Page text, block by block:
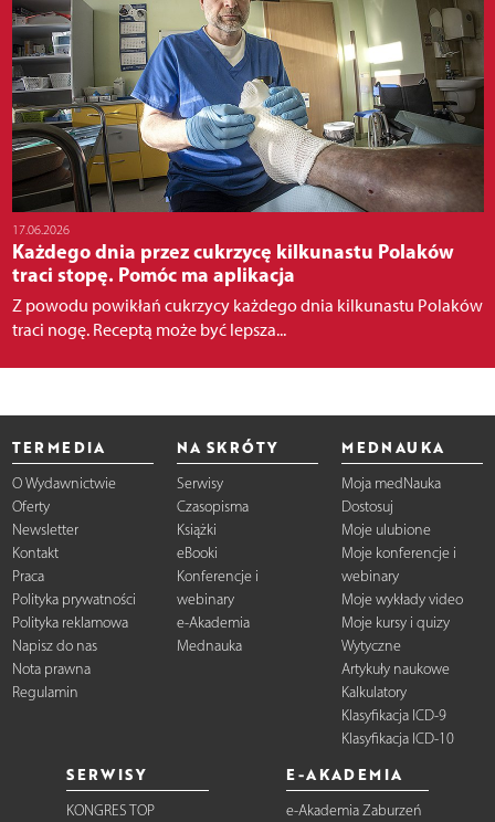
17.06.2026
Każdego dnia przez cukrzycę kilkunastu Polaków
traci stopę. Pomóc ma aplikacja
Z powodu powikłań cukrzycy każdego dnia kilkunastu Polaków
traci nogę. Receptą może być lepsza...
TERMEDIA
O Wydawnictwie
Oferty
Newsletter
Kontakt
Praca
Polityka prywatności
Polityka reklamowa
Napisz do nas
Nota prawna
Regulamin
NA SKRÓTY
Serwisy
Czasopisma
Książki
eBooki
Konferencje i
webinary
e-Akademia
Mednauka
MEDNAUKA
Moja medNauka
Dostosuj
Moje ulubione
Moje konferencje i
webinary
Moje wykłady video
Moje kursy i quizy
Wytyczne
Artykuły naukowe
Kalkulatory
Klasyfikacja ICD-9
Klasyfikacja ICD-10
SERWISY
KONGRES TOP
E-AKADEMIA
e-Akademia Zaburzeń